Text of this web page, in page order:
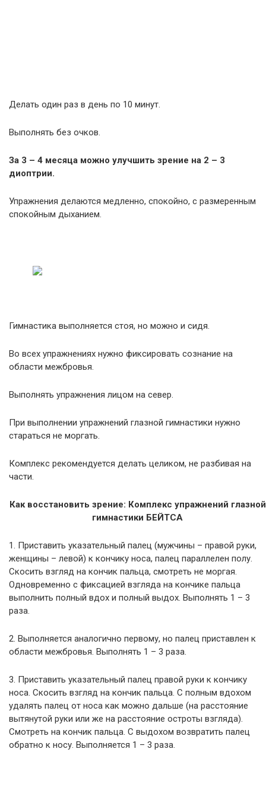
Делать один раз в день по 10 минут.
Выполнять без очков.
За 3 – 4 месяца можно улучшить зрение на 2 – 3
диоптрии.
Упражнения делаются медленно, спокойно, с размеренным
спокойным дыханием.
Гимнастика выполняется стоя, но можно и сидя.
Во всех упражнениях нужно фиксировать сознание на
области межбровья.
Выполнять упражнения лицом на север.
При выполнении упражнений глазной гимнастики нужно
стараться не моргать.
Комплекс рекомендуется делать целиком, не разбивая на
части.
Как восстановить зрение: Комплекс упражнений глазной
гимнастики БЕЙТСА
1. Приставить указательный палец (мужчины – правой руки,
женщины – левой) к кончику носа, палец параллелен полу.
Скосить взгляд на кончик пальца, смотреть не моргая.
Одновременно с фиксацией взгляда на кончике пальца
выполнить полный вдох и полный выдох. Выполнять 1 – 3
раза.
2. Выполняется аналогично первому, но палец приставлен к
области межбровья. Выполнять 1 – 3 раза.
3. Приставить указательный палец правой руки к кончику
носа. Скосить взгляд на кончик пальца. С полным вдохом
удалять палец от носа как можно дальше (на расстояние
вытянутой руки или же на расстояние остроты взгляда).
Смотреть на кончик пальца. С выдохом возвратить палец
обратно к носу. Выполняется 1 – 3 раза.